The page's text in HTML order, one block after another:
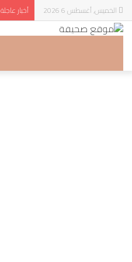
الخميس, أغسطس 6 2026 أخبار عاجلة